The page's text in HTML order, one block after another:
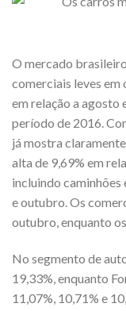
O mercado
comerciais leves em
em relação a agosto
período de 2016.
já mostra
alta de 9,69% em
incluindo caminhões
e outubro. Os
outubro, enquanto
No segmento de
19,33%, enquanto
11,07%, 10,71% e